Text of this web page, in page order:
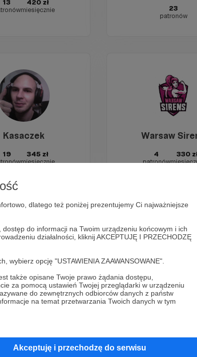
dlatego też poniżej prezentujemy Ci najważniejsze
do informacji na Twoim urządzeniu końcowym i ich
działalności, kliknij AKCEPTUJĘ I PRZECHODZĘ
opcję "USTAWIENIA ZAAWANSOWANE".
także opisane Twoje prawo żądania dostępu,
za pomocą ustawień Twojej przeglądarki w urządzeniu
do zewnętrznych odbiorców danych z państw
na temat przetwarzania Twoich danych w tym
Akceptuję i przechodzę do serwisu
13 420 zł
miesięcznie 23
patronów
Kasaczek
19 345 zł
miesięcznie
Warsaw
4
patronów
330
31 1445 zł
miesięcznie
Mistrz Gry
18
patronów
2485 zł